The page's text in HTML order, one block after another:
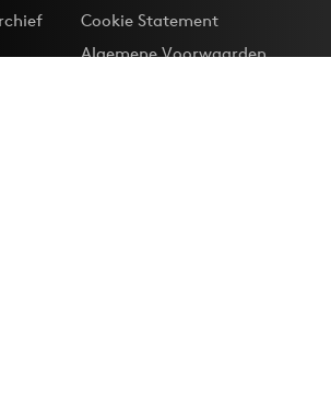
Cookie Statement
Algemene Voorwaarden